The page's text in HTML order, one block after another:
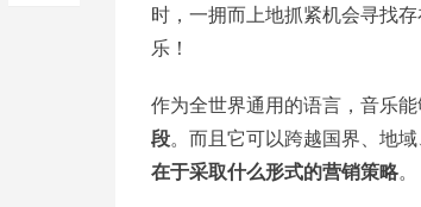
时，一拥而上地抓紧机会寻找
乐！
作为全世界通用的语言，音乐
段。而且它可以跨越国界、地
在于采取什么形式的营销策略。